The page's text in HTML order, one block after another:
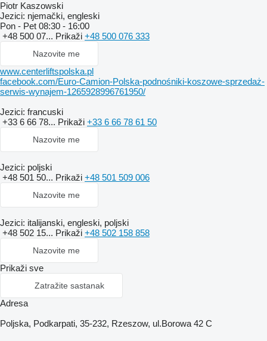
Piotr Kaszowski
Jezici: njemački, engleski
Pon - Pet 08:30 - 16:00
+48 500 07... Prikaži +48 500 076 333
Nazovite me
www.centerliftspolska.pl
facebook.com/Euro-Camion-Polska-podnośniki-koszowe-sprzedaż-
serwis-wynajem-1265928996761950/
Jezici: francuski
+33 6 66 78... Prikaži +33 6 66 78 61 50
Nazovite me
Jezici: poljski
+48 501 50... Prikaži +48 501 509 006
Nazovite me
Jezici: italijanski, engleski, poljski
+48 502 15... Prikaži +48 502 158 858
Nazovite me
Prikaži sve
Zatražite sastanak
Adresa
Poljska, Podkarpati, 35-232, Rzeszow, ul.Borowa 42 C